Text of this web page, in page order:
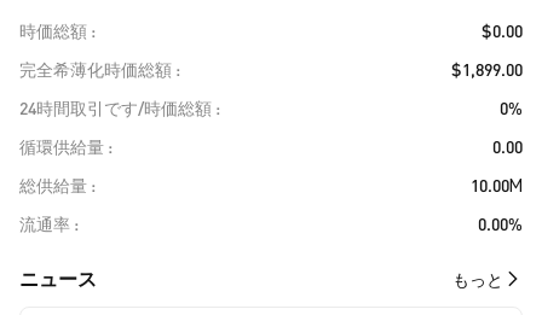
時価総額
$0.00
完全希薄化時価総額
$1,899.00
24時間取引です/時価総額
0%
循環供給量
0.00
総供給量
10.00M
流通率
0.00%
​​ニュース​​ もっと